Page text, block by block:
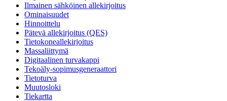
Ilmainen sähköinen allekirjoitus
Ominaisuudet
Hinnoittelu
Pätevä allekirjoitus (QES)
Tietokoneallekirjoitus
Massaliittymä
Digitaalinen turvakappi
Tekoäly-sopimusgeneraattori
Tietoturva
Muutosloki
Tiekartta